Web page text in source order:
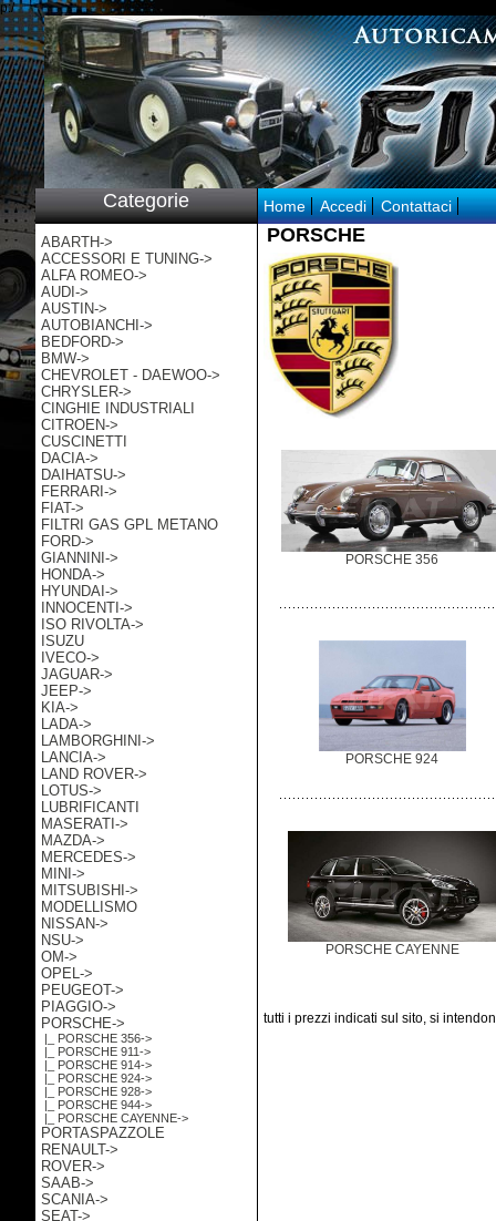
p:/
Categorie
ABARTH->
ACCESSORI E TUNING->
ALFA ROMEO->
AUDI->
AUSTIN->
AUTOBIANCHI->
BEDFORD->
BMW->
CHEVROLET - DAEWOO->
CHRYSLER->
CINGHIE INDUSTRIALI
CITROEN->
CUSCINETTI
DACIA->
DAIHATSU->
FERRARI->
FIAT->
FILTRI GAS GPL METANO
FORD->
GIANNINI->
HONDA->
HYUNDAI->
INNOCENTI->
ISO RIVOLTA->
ISUZU
IVECO->
JAGUAR->
JEEP->
KIA->
LADA->
LAMBORGHINI->
LANCIA->
LAND ROVER->
LOTUS->
LUBRIFICANTI
MASERATI->
MAZDA->
MERCEDES->
MINI->
MITSUBISHI->
MODELLISMO
NISSAN->
NSU->
OM->
OPEL->
PEUGEOT->
PIAGGIO->
PORSCHE->
|_ PORSCHE 356->
|_ PORSCHE 911->
|_ PORSCHE 914->
|_ PORSCHE 924->
|_ PORSCHE 928->
|_ PORSCHE 944->
|_ PORSCHE CAYENNE->
PORTASPAZZOLE
RENAULT->
ROVER->
SAAB->
SCANIA->
SEAT->
Home Accedi Contattaci
PORSCHE
PORSCHE 356
PORSCHE 924
PORSCHE CAYENNE
tutti i prezzi indicati sul sito, si